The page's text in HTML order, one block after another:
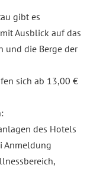
gibt es
Ausblick auf das
und die Berge der
sich ab 13,00 €
des Hotels
Anmeldung